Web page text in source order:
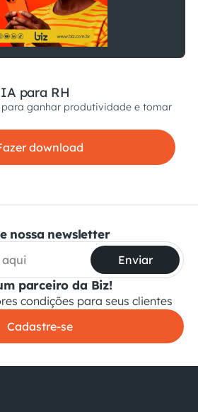
para RH
ganhar produtividade e tomar
download
nossa newsletter
Enviar
parceiro da Biz!
condições para seus clientes
Cadastre-se